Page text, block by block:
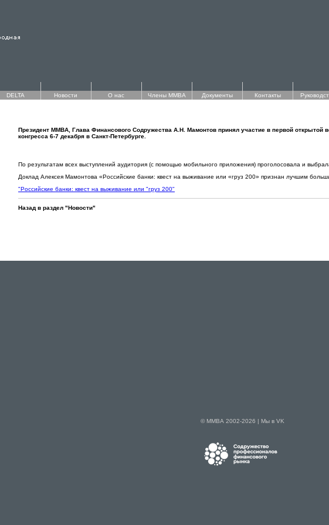
DELTA Новости О нас Члены ММВА Документы Контакты
Президент ММВА, Глава Финансового Содружества А.Н. Мамонтов принял участие в первой открытой
конгресса 6-7 декабря в Санкт-Петербурге.
По результатам всех выступлений аудитория (с помощью мобильного приложения) проголосовала и
Доклад Алексея Мамонтова «Российские банки: квест на выживание или «груз 200» признан лучшим
"Российские банки: квест на выживание или "груз 200"
Назад в раздел "Новости"
© ММВА 2002-2026 | Мы в VK